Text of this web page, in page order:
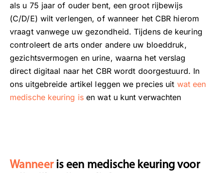
als u 75 jaar of ouder bent, een groot rijbewijs
(C/D/E) wilt verlengen, of wanneer het CBR hierom
vraagt vanwege uw gezondheid. Tijdens de keuring
controleert de arts onder andere uw bloeddruk,
gezichtsvermogen en urine, waarna het verslag
direct digitaal naar het CBR wordt doorgestuurd. In
ons uitgebreide artikel leggen we precies uit wat een
medische keuring isen wat u kunt verwachten
Wanneer is een medische keuring voor